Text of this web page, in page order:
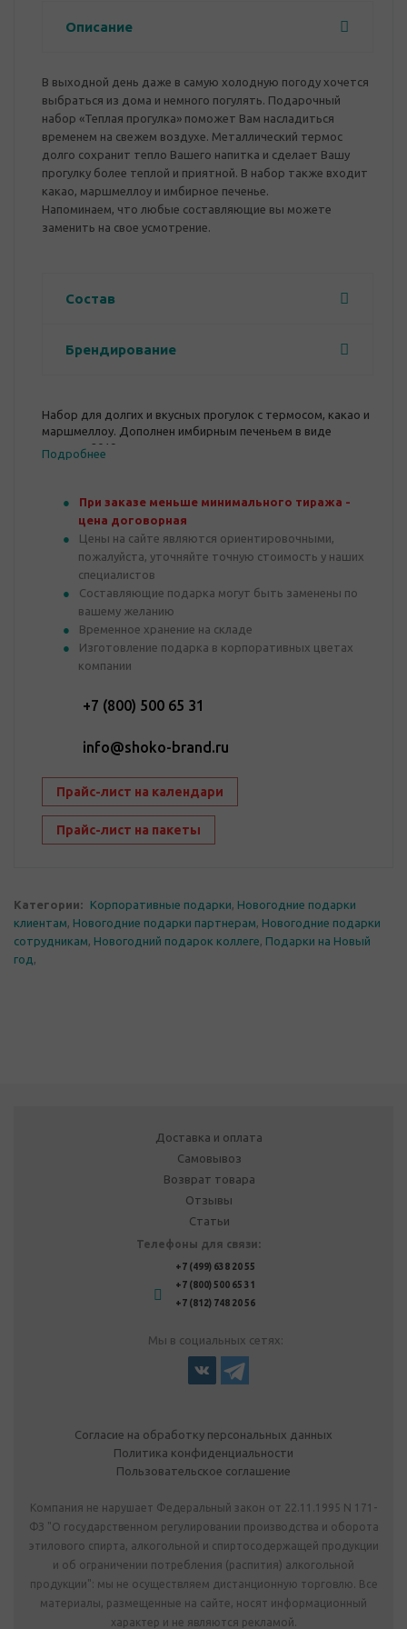
Описание
В выходной день даже в самую холодную погоду хочется
выбраться из дома и немного погулять. Подарочный
набор «Теплая прогулка» поможет Вам насладиться
временем на свежем воздухе. Металлический термос
долго сохранит тепло Вашего напитка и сделает Вашу
прогулку более теплой и приятной. В набор также входит
какао, маршмеллоу и имбирное печенье.
Напоминаем, что любые составляющие вы можете
заменить на свое усмотрение.
Состав
Брендирование
Набор для долгих и вкусных прогулок с термосом, какао и
маршмеллоу. Дополнен имбирным печеньем в виде
символа 2019 года - свинки.
Подробнее
При заказе меньше минимального тиража -
цена договорная
Цены на сайте являются ориентировочными,
пожалуйста, уточняйте точную стоимость у наших
специалистов
Составляющие подарка могут быть заменены по
вашему желанию
Временное хранение на складе
Изготовление подарка в корпоративных цветах
компании
+7 (800) 500 65 31
info@shoko-brand.ru
Прайс-лист на календари
Прайс-лист на пакеты
Категории: Корпоративные подарки, Новогодние подарки
клиентам, Новогодние подарки партнерам, Новогодние подарки
сотрудникам, Новогодний подарок коллеге, Подарки на Новый
год ,
Доставка и оплата
Самовывоз
Возврат товара
Отзывы
Статьи
Телефоны для связи:
+7 (499) 638 20 55
+7 (800) 500 65 31
+7 (812) 748 20 56
Мы в социальных сетях:
Согласие на обработку персональных данных
Политика конфиденциальности
Пользовательское соглашение
Компания не нарушает Федеральный закон от 22.11.1995 N 171-
ФЗ "О государственном регулировании производства и оборота
этилового спирта, алкогольной и спиртосодержащей продукции
и об ограничении потребления (распития) алкогольной
продукции": мы не осуществляем дистанционную торговлю. Все
материалы, размещенные на сайте, носят информационный
характер и не являются рекламой.